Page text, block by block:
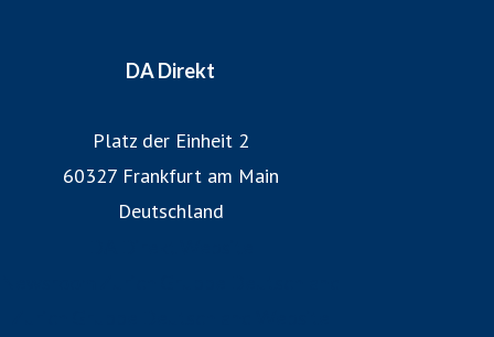
DA Direkt
Platz der Einheit 2
60327 Frankfurt am Main
Deutschland